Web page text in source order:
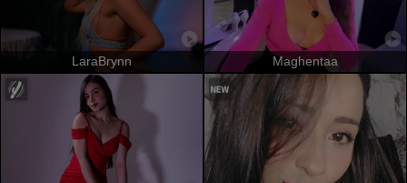
LaraBrynn Maghentaa